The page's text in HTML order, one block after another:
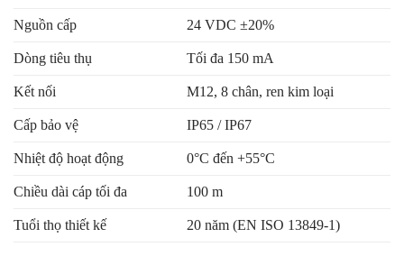
Nguồn cấp 24 VDC ±20%
Dòng tiêu thụ Tối đa 150 mA
Kết nối M12, 8 chân, ren kim loại
Cấp bảo vệ IP65 / IP67
Nhiệt độ hoạt động 0°C đến +55°C
Chiều dài cáp tối đa 100 m
Tuổi thọ thiết kế 20 năm (EN ISO 13849-1)